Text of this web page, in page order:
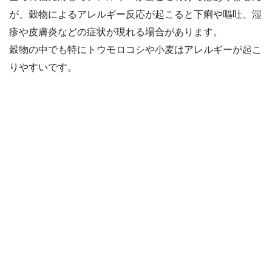
が、穀物によるアレルギー反応が起こると下痢や嘔吐、湿
疹や皮膚炎などの症状が現れる場合があります。
穀物の中でも特にトウモロコシや小麦はアレルギーが起こ
りやすいです。